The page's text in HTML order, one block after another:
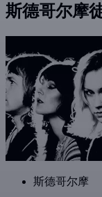
斯德哥尔摩
斯德哥尔摩